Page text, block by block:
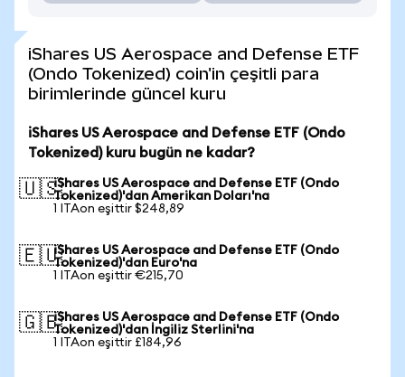
iShares US Aerospace and Defense ETF
(Ondo Tokenized) coin'in çeşitli para
birimlerinde güncel kuru
iShares US Aerospace and Defense ETF (Ondo
Tokenized) kuru bugün ne kadar?
🇺🇸iShares US Aerospace and Defense ETF (Ondo
Tokenized)'dan Amerikan Doları'na
1 ITAon eşittir $248,89
🇪🇺iShares US Aerospace and Defense ETF (Ondo
Tokenized)'dan Euro'na
1 ITAon eşittir €215,70
🇬🇧iShares US Aerospace and Defense ETF (Ondo
Tokenized)'dan İngiliz Sterlini'na
1 ITAon eşittir £184,96